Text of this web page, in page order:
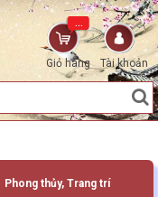
Tài khoản
Giỏ hàng
...
Phong thủy, Trang trí